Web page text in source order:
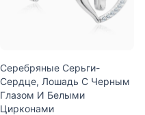
Серебряные Серьги-
Сердце, Лошадь С Черным
Глазом И Белыми
Цирконами